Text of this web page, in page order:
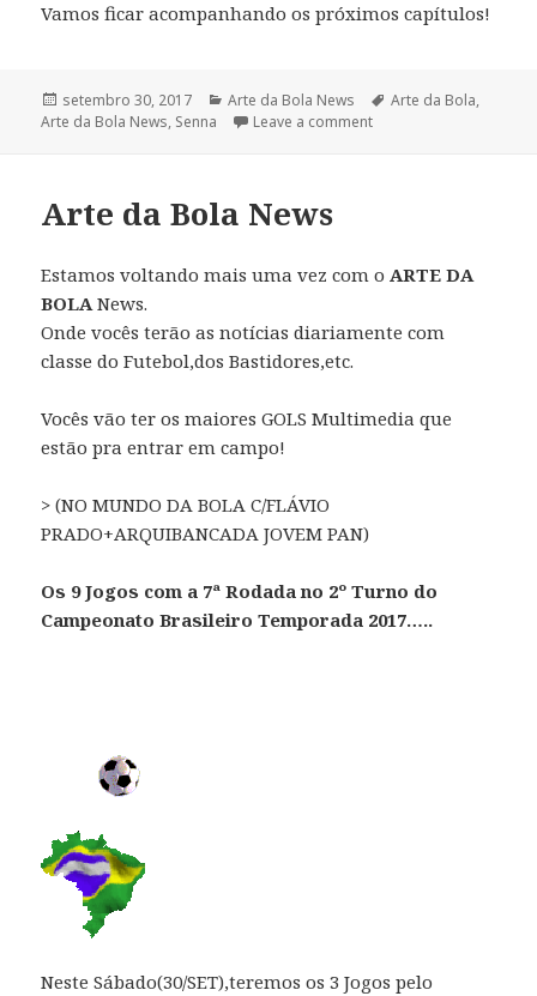
Vamos ficar acompanhando os próximos capítulos!
Publicado
em
setembro 30, 2017 Categorias
Arte da Bola News Tags
Arte da Bola,
Arte da Bola News, Senna Leave a comment
Arte da Bola News
Estamos voltando mais uma vez com o ARTE DA
BOLA News.
Onde vocês terão as notícias diariamente com
classe do Futebol,dos Bastidores,etc.
Vocês vão ter os maiores GOLS Multimedia que
estão pra entrar em campo!
> (NO MUNDO DA BOLA C/FLÁVIO
PRADO+ARQUIBANCADA JOVEM PAN)
Os 9 Jogos com a 7ª Rodada no 2º Turno do
Campeonato Brasileiro Temporada 2017…..
Neste Sábado(30/SET),teremos os 3 Jogos pelo